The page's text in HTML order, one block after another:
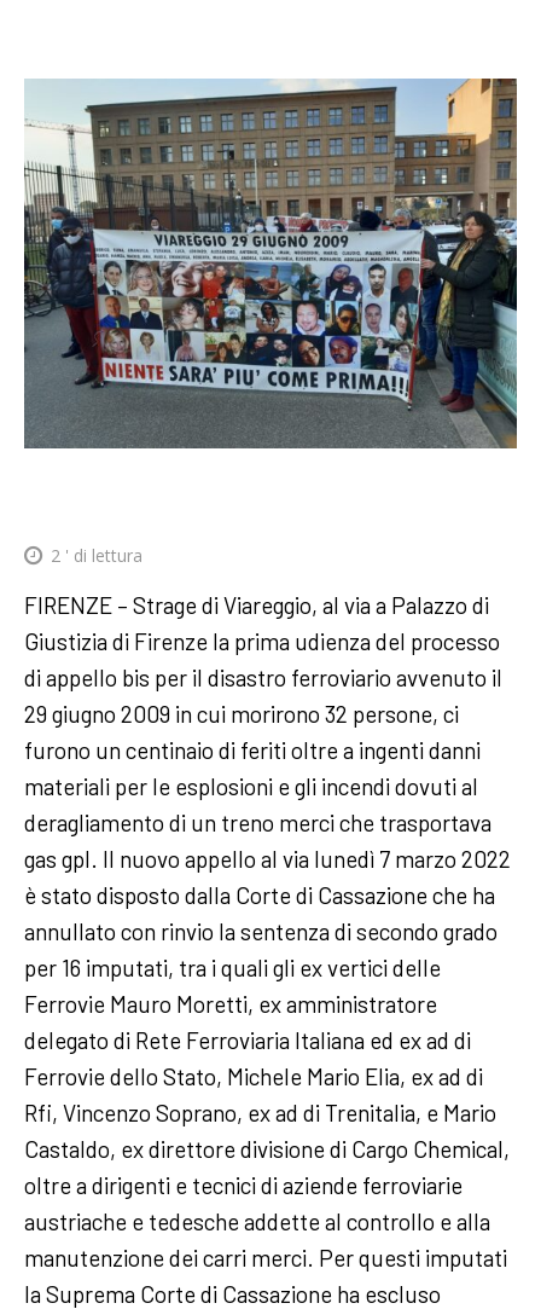
2 ' di lettura
FIRENZE – Strage di Viareggio, al via a Palazzo di
Giustizia di Firenze la prima udienza del processo
di appello bis per il disastro ferroviario avvenuto il
29 giugno 2009 in cui morirono 32 persone, ci
furono un centinaio di feriti oltre a ingenti danni
materiali per le esplosioni e gli incendi dovuti al
deragliamento di un treno merci che trasportava
gas gpl. Il nuovo appello al via lunedì 7 marzo 2022
è stato disposto dalla Corte di Cassazione che ha
annullato con rinvio la sentenza di secondo grado
per 16 imputati, tra i quali gli ex vertici delle
Ferrovie Mauro Moretti, ex amministratore
delegato di Rete Ferroviaria Italiana ed ex ad di
Ferrovie dello Stato, Michele Mario Elia, ex ad di
Rfi, Vincenzo Soprano, ex ad di Trenitalia, e Mario
Castaldo, ex direttore divisione di Cargo Chemical,
oltre a dirigenti e tecnici di aziende ferroviarie
austriache e tedesche addette al controllo e alla
manutenzione dei carri merci. Per questi imputati
la Suprema Corte di Cassazione ha escluso